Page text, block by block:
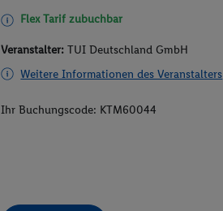
Flex Tarif zubuchbar
Veranstalter:TUI Deutschland GmbH
Weitere Informationen des Veranstalters
Ihr Buchungscode: KTM60044